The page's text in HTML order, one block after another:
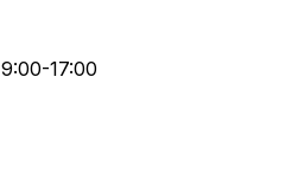
9:00-17:00